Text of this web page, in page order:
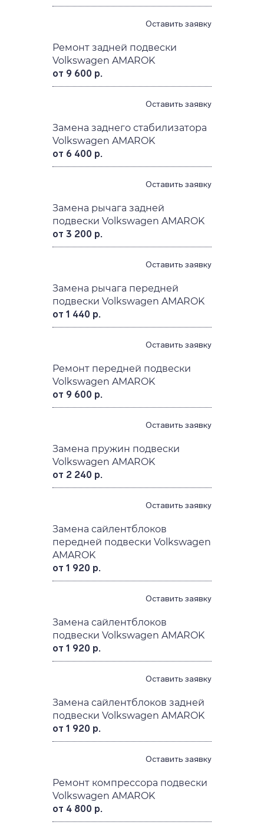
Оставить заявку
Ремонт задней подвески
Volkswagen AMAROK
от 9 600 р.
Оставить заявку
Замена заднего стабилизатора
Volkswagen AMAROK
от 6 400 р.
Оставить заявку
Замена рычага задней
подвески Volkswagen AMAROK
от 3 200 р.
Оставить заявку
Замена рычага передней
подвески Volkswagen AMAROK
от 1 440 р.
Оставить заявку
Ремонт передней подвески
Volkswagen AMAROK
от 9 600 р.
Оставить заявку
Замена пружин подвески
Volkswagen AMAROK
от 2 240 р.
Оставить заявку
Замена сайлентблоков
передней подвески Volkswagen
AMAROK
от 1 920 р.
Оставить заявку
Замена сайлентблоков
подвески Volkswagen AMAROK
от 1 920 р.
Оставить заявку
Замена сайлентблоков задней
подвески Volkswagen AMAROK
от 1 920 р.
Оставить заявку
Ремонт компрессора подвески
Volkswagen AMAROK
от 4 800 р.